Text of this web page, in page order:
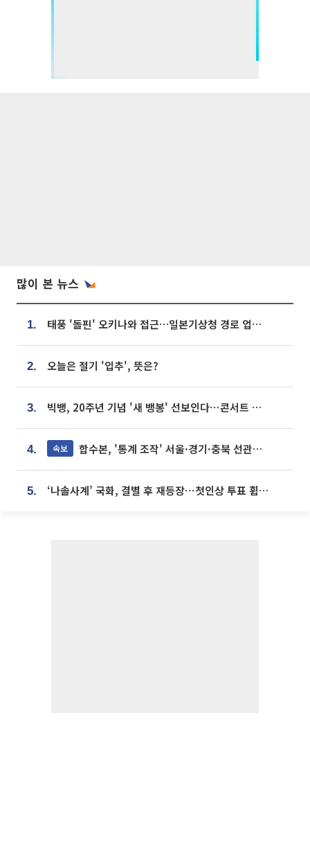
많이 본 뉴스
1. 태풍 '돌핀' 오키나와 접근…일본기상청 경로 업데이트
2. 오늘은 절기 '입추', 뜻은?
3. 빅뱅, 20주년 기념 '새 뱅봉' 선보인다⋯콘서트 앞두고 팝업 개최
4. 속보 합수본, '통계 조작' 서울·경기·충북 선관위 등 추가 압수수색
5. ‘나솔사계’ 국화, 결별 후 재등장⋯첫인상 투표 휩쓸고 ‘인기녀’ 등극